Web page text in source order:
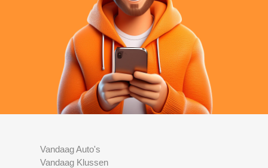
Vandaag Auto's
Vandaag Klussen